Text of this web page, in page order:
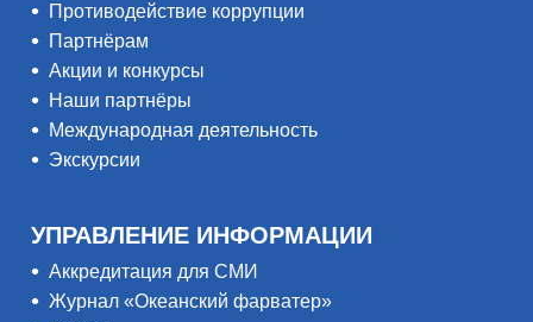
Противодействие коррупции
Партнёрам
Акции и конкурсы
Наши партнёры
Международная деятельность
Экскурсии
УПРАВЛЕНИЕ ИНФОРМАЦИИ
Аккредитация для СМИ
Журнал «Океанский фарватер»